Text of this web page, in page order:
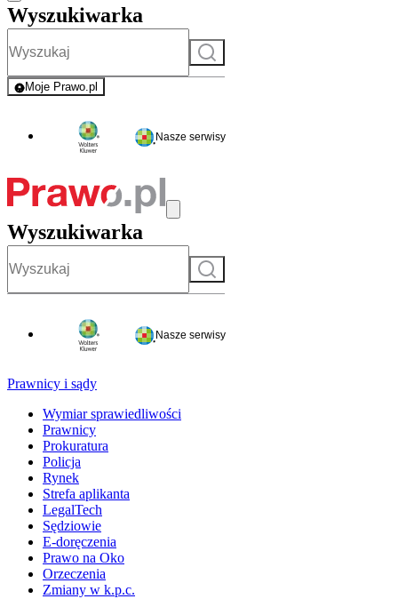
Wyszukiwarka
Szukaj
Moje Prawo.pl
- rejestracja i logowanie do serwisu
Nasze serwisy
Wyszukiwarka
Szukaj
Nasze serwisy
Prawnicy i sądy
Wymiar sprawiedliwości
Prawnicy
Prokuratura
Policja
Rynek
Strefa aplikanta
LegalTech
Sędziowie
E-doręczenia
Prawo na Oko
Orzeczenia
Zmiany w k.p.c.